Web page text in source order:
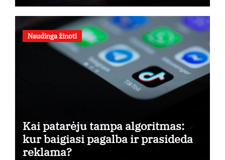
Naudinga žinoti
Kai patarėju tampa algoritmas:
kur baigiasi pagalba ir prasideda
reklama?